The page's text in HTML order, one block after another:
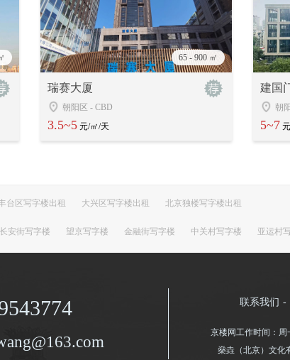
65 - 900 ㎡
瑞赛大厦
朝阳区 - CBD
3.5~5 元/㎡/天
建国
朝
5~7
台区写字楼出租 大兴区写字楼出租 北京独楼写字楼出租
长安街写字楼 望京写字楼 金融街写字楼 中关村写字楼 亚运村
联系我们 -
京楼网工作时间：周
燊垚（北京）文化